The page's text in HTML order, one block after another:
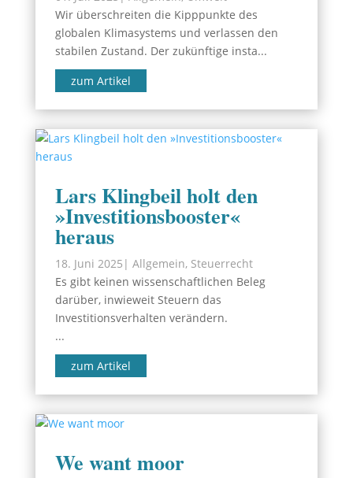
Wir überschreiten die Kipppunkte des
globalen Klimasystems und verlassen den
stabilen Zustand. Der zukünftige insta...
zum Artikel
Lars Klingbeil holt den
»Investitionsbooster«
heraus
18. Juni 2025 | Allgemein, Steuerrecht
Es gibt keinen wissenschaftlichen Beleg
darüber, inwieweit Steuern das
Investitionsverhalten verändern.
...
zum Artikel
We want moor